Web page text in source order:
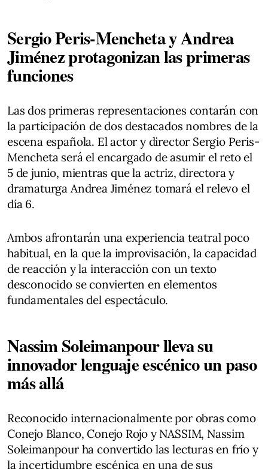
Sergio Peris-Mencheta y Andrea
Jiménez protagonizan las primeras
funciones
Las dos primeras representaciones contarán con
la participación de dos destacados nombres de la
escena española. El actor y director Sergio Peris-
Mencheta será el encargado de asumir el reto el
5 de junio, mientras que la actriz, directora y
dramaturga Andrea Jiménez tomará el relevo el
día 6.
Ambos afrontarán una experiencia teatral poco
habitual, en la que la improvisación, la capacidad
de reacción y la interacción con un texto
desconocido se convierten en elementos
fundamentales del espectáculo.
Nassim Soleimanpour lleva su
innovador lenguaje escénico un paso
más allá
Reconocido internacionalmente por obras como
Conejo Blanco, Conejo Rojo y NASSIM, Nassim
Soleimanpour ha convertido las lecturas en frío y
la incertidumbre escénica en una de sus